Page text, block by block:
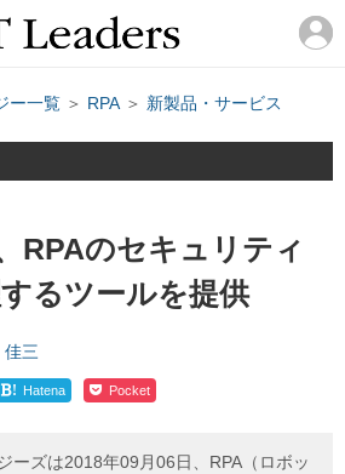
ー一覧 ＞ RPA ＞ 新製品・サービス
RPAのセキュリティ
るツールを提供
佳三
! Hatena Pocket
ーズは2018年09月06日、RPA（ロボッ